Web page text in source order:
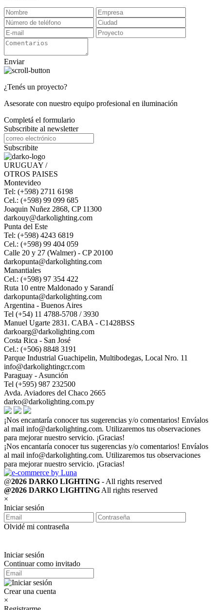
Enviar
¿Tenés un proyecto?
Asesorate con nuestro equipo profesional en iluminación
Completá el formulario
Subscribite al newsletter
Subscribite
URUGUAY /
OTROS PAISES
Montevideo
Tel: (+598) 2711 6198
Cel.: (+598) 99 099 685
Joaquin Nuñez 2868, CP 11300
darkouy@darkolighting.com
Punta del Este
Tel: (+598) 4243 6819
Cel.: (+598) 99 404 059
Calle 20 y 27 (Walmer) - CP 20100
darkopunta@darkolighting.com
Manantiales
Cel.: (+598) 97 354 422
Ruta 10 entre Maldonado y Sarandí
darkopunta@darkolighting.com
Argentina - Buenos Aires
Tel (+54) 11 4788-5708 / 3930
Manuel Ugarte 2831. CABA - C1428BSS
darkoarg@darkolighting.com
Costa Rica - San José
Cel.: (+506) 8848 3191
Parque Industrial Guachipelin, Multibodegas, Local Nro. 11
info@darkolightingcr.com
Paraguay - Asunción
Tel (+595) 987 232500
Avda. Aviadores del Chaco 2665
darko@darkolighting.com.py
¡Nos encantaría conocer tus sugerencias y/o comentarios! Envíalos
al mail info@darkolighting.com. Utilizaremos tus observaciones
para mejorar nuestro servicio. ¡Gracias!
¡Nos encantaría conocer tus sugerencias y/o comentarios! Envíalos
al mail info@darkolighting.com. Utilizaremos tus observaciones
para mejorar nuestro servicio. ¡Gracias!
@2026 DARKO LIGHTING - All rights reserved
@2026 DARKO LIGHTINGAll rights reserved
×
Iniciar sesión
Olvidé mi contraseña
Iniciar sesión
Continuar como invitado
Crear una cuenta
×